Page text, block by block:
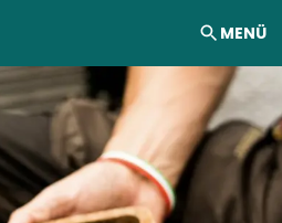
MENÜ